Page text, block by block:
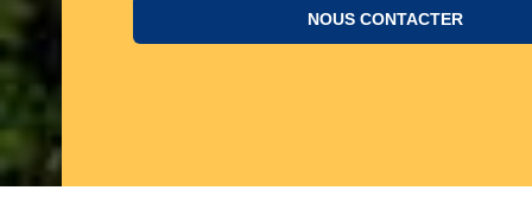
NOUS CONTACTER